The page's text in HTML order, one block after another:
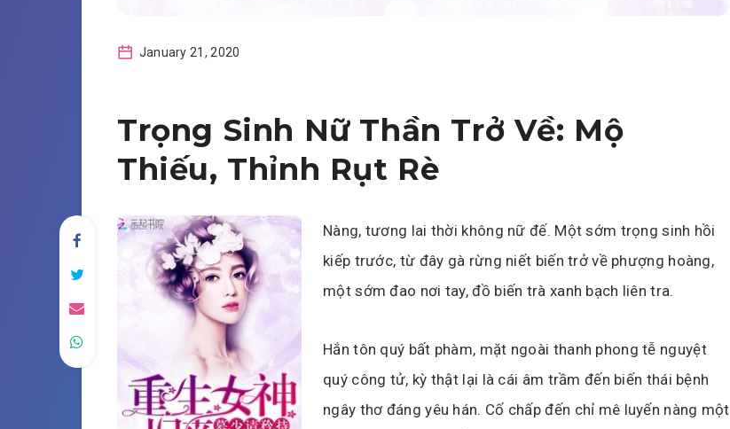
January 21, 2020
Trọng Sinh Nữ Thần Trở Về: Mộ
Thiếu, Thỉnh Rụt Rè
Nàng, tương lai thời không nữ đế. Một sớm trọng sinh hồi
kiếp trước, từ đây gà rừng niết biến trở về phượng hoàng,
một sớm đao nơi tay, đồ biến trà xanh bạch liên tra.
Hắn tôn quý bất phàm, mặt ngoài thanh phong tễ nguyệt
quý công tử, kỳ thật lại là cái âm trầm đến biến thái bệnh
ngây thơ đáng yêu hán. Cố chấp đến chỉ mê luyến nàng một